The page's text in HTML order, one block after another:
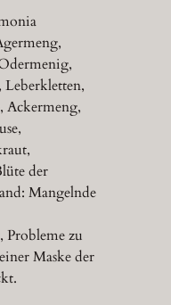
Ackermeng,
der
Mangelnde
zu
Maske der